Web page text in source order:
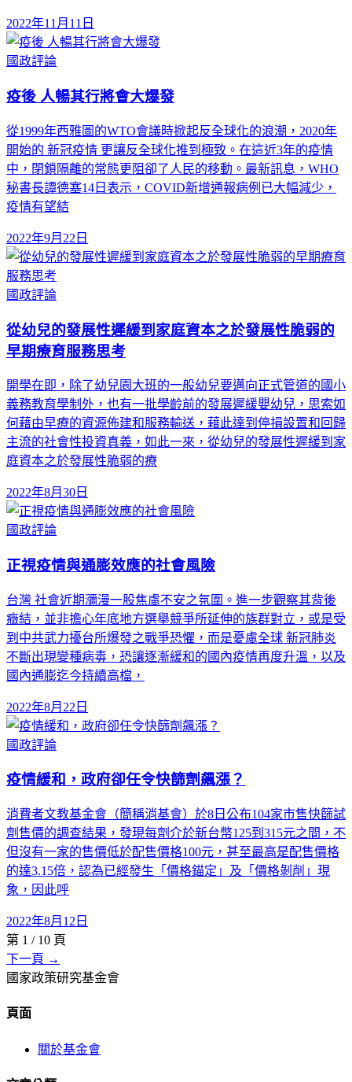
2022年11月11日
國政評論
疫後 人暢其行將會大爆發
從1999年西雅圖的WTO會議時掀起反全球化的浪潮，2020年
開始的 新冠疫情 更讓反全球化推到極致。在這近3年的疫情
中，閉鎖隔離的常態更阻卻了人民的移動。最新訊息，WHO
秘書長譚德塞14日表示，COVID新增通報病例已大幅減少，
疫情有望結
2022年9月22日
國政評論
從幼兒的發展性遲緩到家庭資本之於發展性脆弱的
早期療育服務思考
開學在即，除了幼兒園大班的一般幼兒要邁向正式管道的國小
義務教育學制外，也有一批學齡前的發展遲緩嬰幼兒，思索如
何藉由早療的資源佈建和服務輸送，藉此達到停損設置和回歸
主流的社會性投資真義，如此一來，從幼兒的發展性遲緩到家
庭資本之於發展性脆弱的療
2022年8月30日
國政評論
正視疫情與通膨效應的社會風險
台灣 社會近期瀰漫一股焦慮不安之氛圍。進一步觀察其背後
癥結，並非擔心年底地方選舉競爭所延伸的族群對立，或是受
到中共武力擾台所爆發之戰爭恐懼，而是憂慮全球 新冠肺炎
不斷出現變種病毒，恐讓逐漸緩和的國內疫情再度升溫，以及
國內通膨迄今持續高檔，
2022年8月22日
國政評論
疫情緩和，政府卻任令快篩劑飆漲？
消費者文教基金會（簡稱消基會）於8日公布104家市售快篩試
劑售價的調查結果，發現每劑介於新台幣125到315元之間，不
但沒有一家的售價低於配售價格100元，甚至最高是配售價格
的達3.15倍，認為已經發生「價格錨定」及「價格剝削」現
象，因此呼
2022年8月12日
第 1 / 10 頁
下一頁 →
國家政策研究基金會
頁面
關於基金會